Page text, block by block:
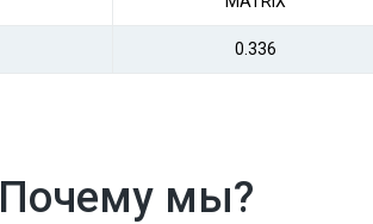
0.336
Почему мы?